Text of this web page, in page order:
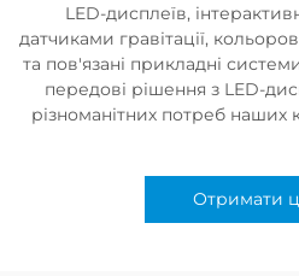
LED-дисплеїв,
датчиками гравітації,
та пов'язані прикладні
передові рішення з LED-
різноманітних потреб наших
Отримати